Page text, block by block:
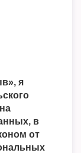
я
в
от